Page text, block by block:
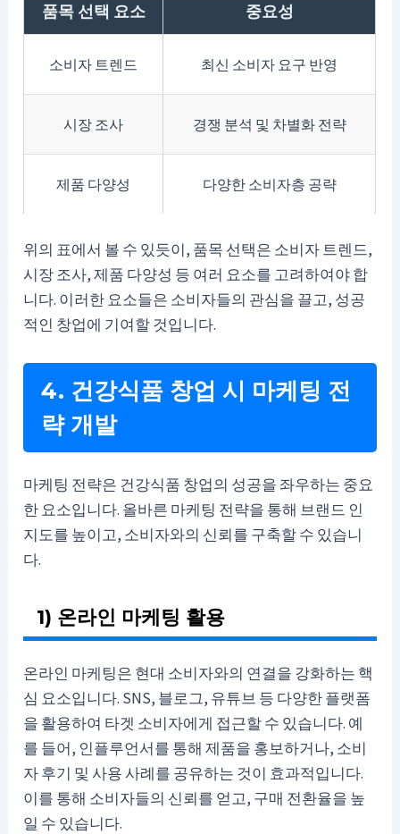
품목 선택 요소 중요성
소비자 트렌드 최신 소비자 요구 반영
시장 조사 경쟁 분석 및 차별화 전략
제품 다양성 다양한 소비자층 공략
위의 표에서 볼 수 있듯이, 품목 선택은 소비자 트렌드,
시장 조사, 제품 다양성 등 여러 요소를 고려하여야 합
니다. 이러한 요소들은 소비자들의 관심을 끌고, 성공
적인 창업에 기여할 것입니다.
4. 건강식품 창업 시 마케팅 전
략 개발
마케팅 전략은 건강식품 창업의 성공을 좌우하는 중요
한 요소입니다. 올바른 마케팅 전략을 통해 브랜드 인
지도를 높이고, 소비자와의 신뢰를 구축할 수 있습니
다.
1) 온라인 마케팅 활용
온라인 마케팅은 현대 소비자와의 연결을 강화하는 핵
심 요소입니다. SNS, 블로그, 유튜브 등 다양한 플랫폼
을 활용하여 타겟 소비자에게 접근할 수 있습니다. 예
를 들어, 인플루언서를 통해 제품을 홍보하거나, 소비
자 후기 및 사용 사례를 공유하는 것이 효과적입니다.
이를 통해 소비자들의 신뢰를 얻고, 구매 전환율을 높
일 수 있습니다.